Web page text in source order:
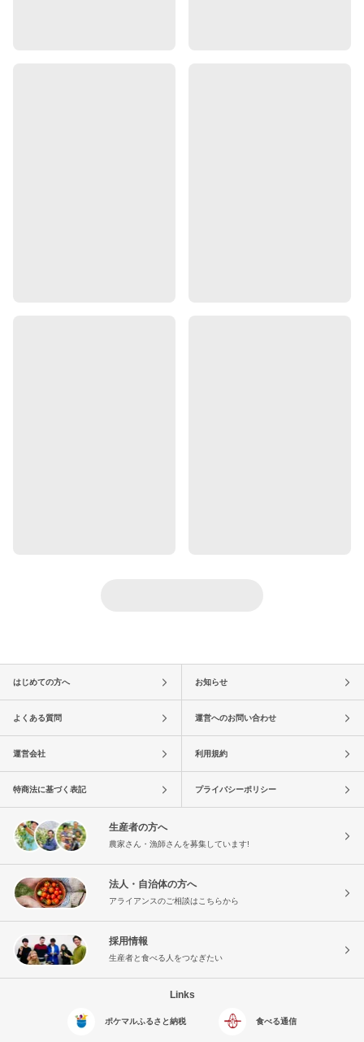
はじめての方へ お知らせ
よくある質問 運営へのお問い合わせ
運営会社 利用規約
特商法に基づく表記 プライバシーポリシー
生産者の方へ
農家さん・漁師さんを募集しています!
法人・自治体の方へ
アライアンスのご相談はこちらから
採用情報
生産者と食べる人をつなぎたい
Links
ポケマルふるさと納税 食べる通信